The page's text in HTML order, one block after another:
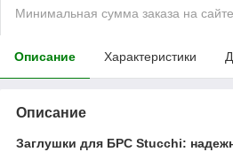
Минимальная сумма заказа на
Описание Характеристики
Описание
Заглушки для БРС Stucchi: